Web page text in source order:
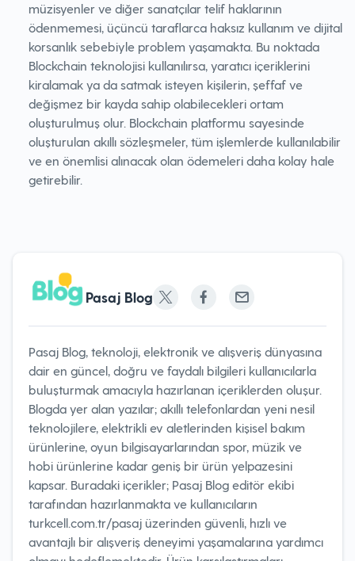
müzisyenler ve diğer sanatçılar telif haklarının
ödenmemesi, üçüncü taraflarca haksız kullanım ve dijital
korsanlık sebebiyle problem yaşamakta. Bu noktada
Blockchain teknolojisi kullanılırsa, yaratıcı içeriklerini
kiralamak ya da satmak isteyen kişilerin, şeffaf ve
değişmez bir kayda sahip olabilecekleri ortam
oluşturulmuş olur. Blockchain platformu sayesinde
oluşturulan akıllı sözleşmeler, tüm işlemlerde kullanılabilir
ve en önemlisi alınacak olan ödemeleri daha kolay hale
getirebilir.
Pasaj Blog
Pasaj Blog, teknoloji, elektronik ve alışveriş dünyasına
dair en güncel, doğru ve faydalı bilgileri kullanıcılarla
buluşturmak amacıyla hazırlanan içeriklerden oluşur.
Blogda yer alan yazılar; akıllı telefonlardan yeni nesil
teknolojilere, elektrikli ev aletlerinden kişisel bakım
ürünlerine, oyun bilgisayarlarından spor, müzik ve
hobi ürünlerine kadar geniş bir ürün yelpazesini
kapsar. Buradaki içerikler; Pasaj Blog editör ekibi
tarafından hazırlanmakta ve kullanıcıların
turkcell.com.tr/pasaj üzerinden güvenli, hızlı ve
avantajlı bir alışveriş deneyimi yaşamalarına yardımcı